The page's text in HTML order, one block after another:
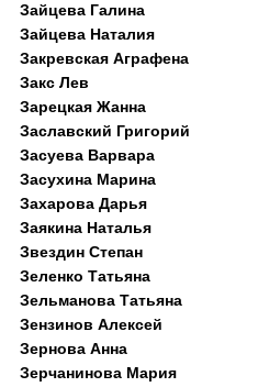
Зайцева Галина
Зайцева Наталия
Закревская Аграфена
Закс Лев
Зарецкая Жанна
Заславский Григорий
Засуева Варвара
Засухина Марина
Захарова Дарья
Заякина Наталья
Звездин Степан
Зеленко Татьяна
Зельманова Татьяна
Зензинов Алексей
Зернова Анна
Зерчанинова Мария